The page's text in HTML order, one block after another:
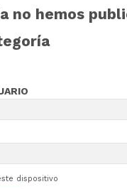
no hemos
dispositivo